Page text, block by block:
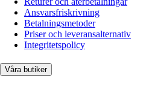
Ansvarsfriskrivning
Betalningsmetoder
Priser och leveransalternativ
Integritetspolicy
Våra butiker